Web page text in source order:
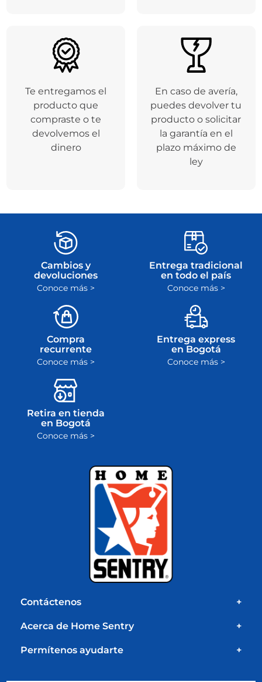
Te entregamos el
producto que
compraste o te
devolvemos el
dinero
En caso de avería,
puedes devolver tu
producto o solicitar
la garantía en el
plazo máximo de
ley
Cambios y
devoluciones
Conoce más >
Entrega tradicional
en todo el país
Conoce más >
Compra
recurrente
Conoce más >
Entrega express
en Bogotá
Conoce más >
Retira en tienda
en Bogotá
Conoce más >
Contáctenos +
Acerca de Home Sentry +
Permítenos ayudarte +